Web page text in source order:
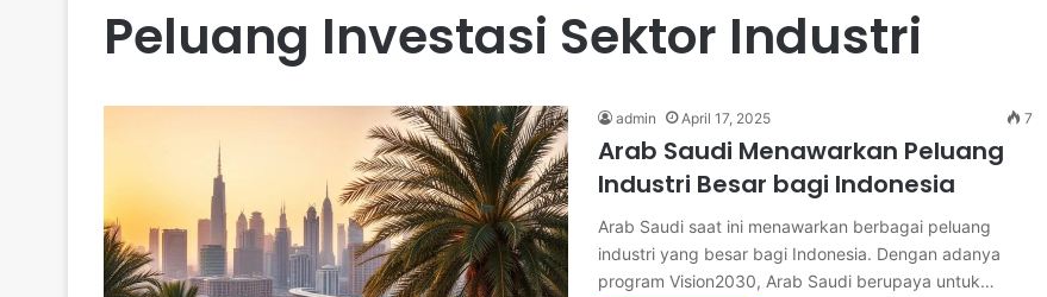
Peluang Investasi Sektor Industri
admin April 17, 2025 7
Arab Saudi Menawarkan Peluang
Industri Besar bagi Indonesia
Arab Saudi saat ini menawarkan berbagai peluang
industri yang besar bagi Indonesia. Dengan adanya
program Vision2030, Arab Saudi berupaya untuk…